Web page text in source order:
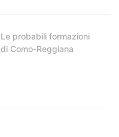
Le probabili formazioni
di Como-Reggiana